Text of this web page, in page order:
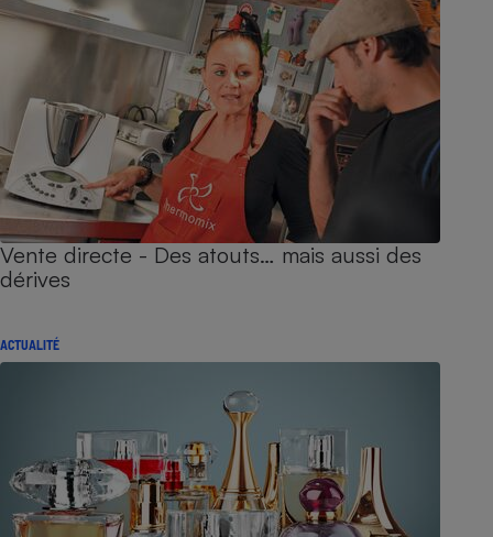
Vente directe - Des atouts… mais aussi des
dérives
ACTUALITÉ